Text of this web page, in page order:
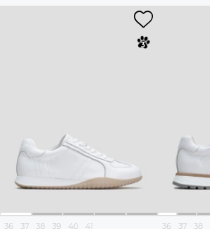
36 37 38 39 40 41 36 37 38